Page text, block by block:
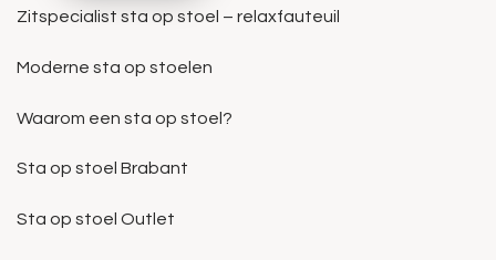
Zitspecialist sta op stoel – relaxfauteuil
Moderne sta op stoelen
Waarom een sta op stoel?
Sta op stoel Brabant
Sta op stoel Outlet